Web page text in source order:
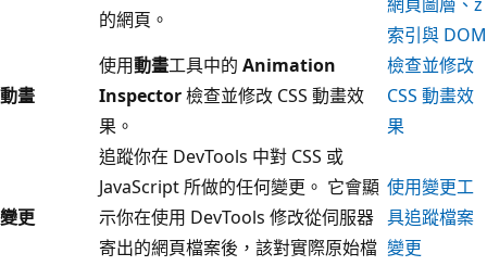
的網頁。
索引與 DOM
動畫
使用動畫工具中的 Animation
Inspector檢查並修改 CSS 動畫效
果。
檢查並修改
CSS 動畫效
果
變更
追蹤你在 DevTools 中對 CSS 或
JavaScript 所做的任何變更。 它會顯
示你在使用 DevTools 修改從伺服器
寄出的網頁檔案後，該對實際原始檔
使用變更工
具追蹤檔案
變更